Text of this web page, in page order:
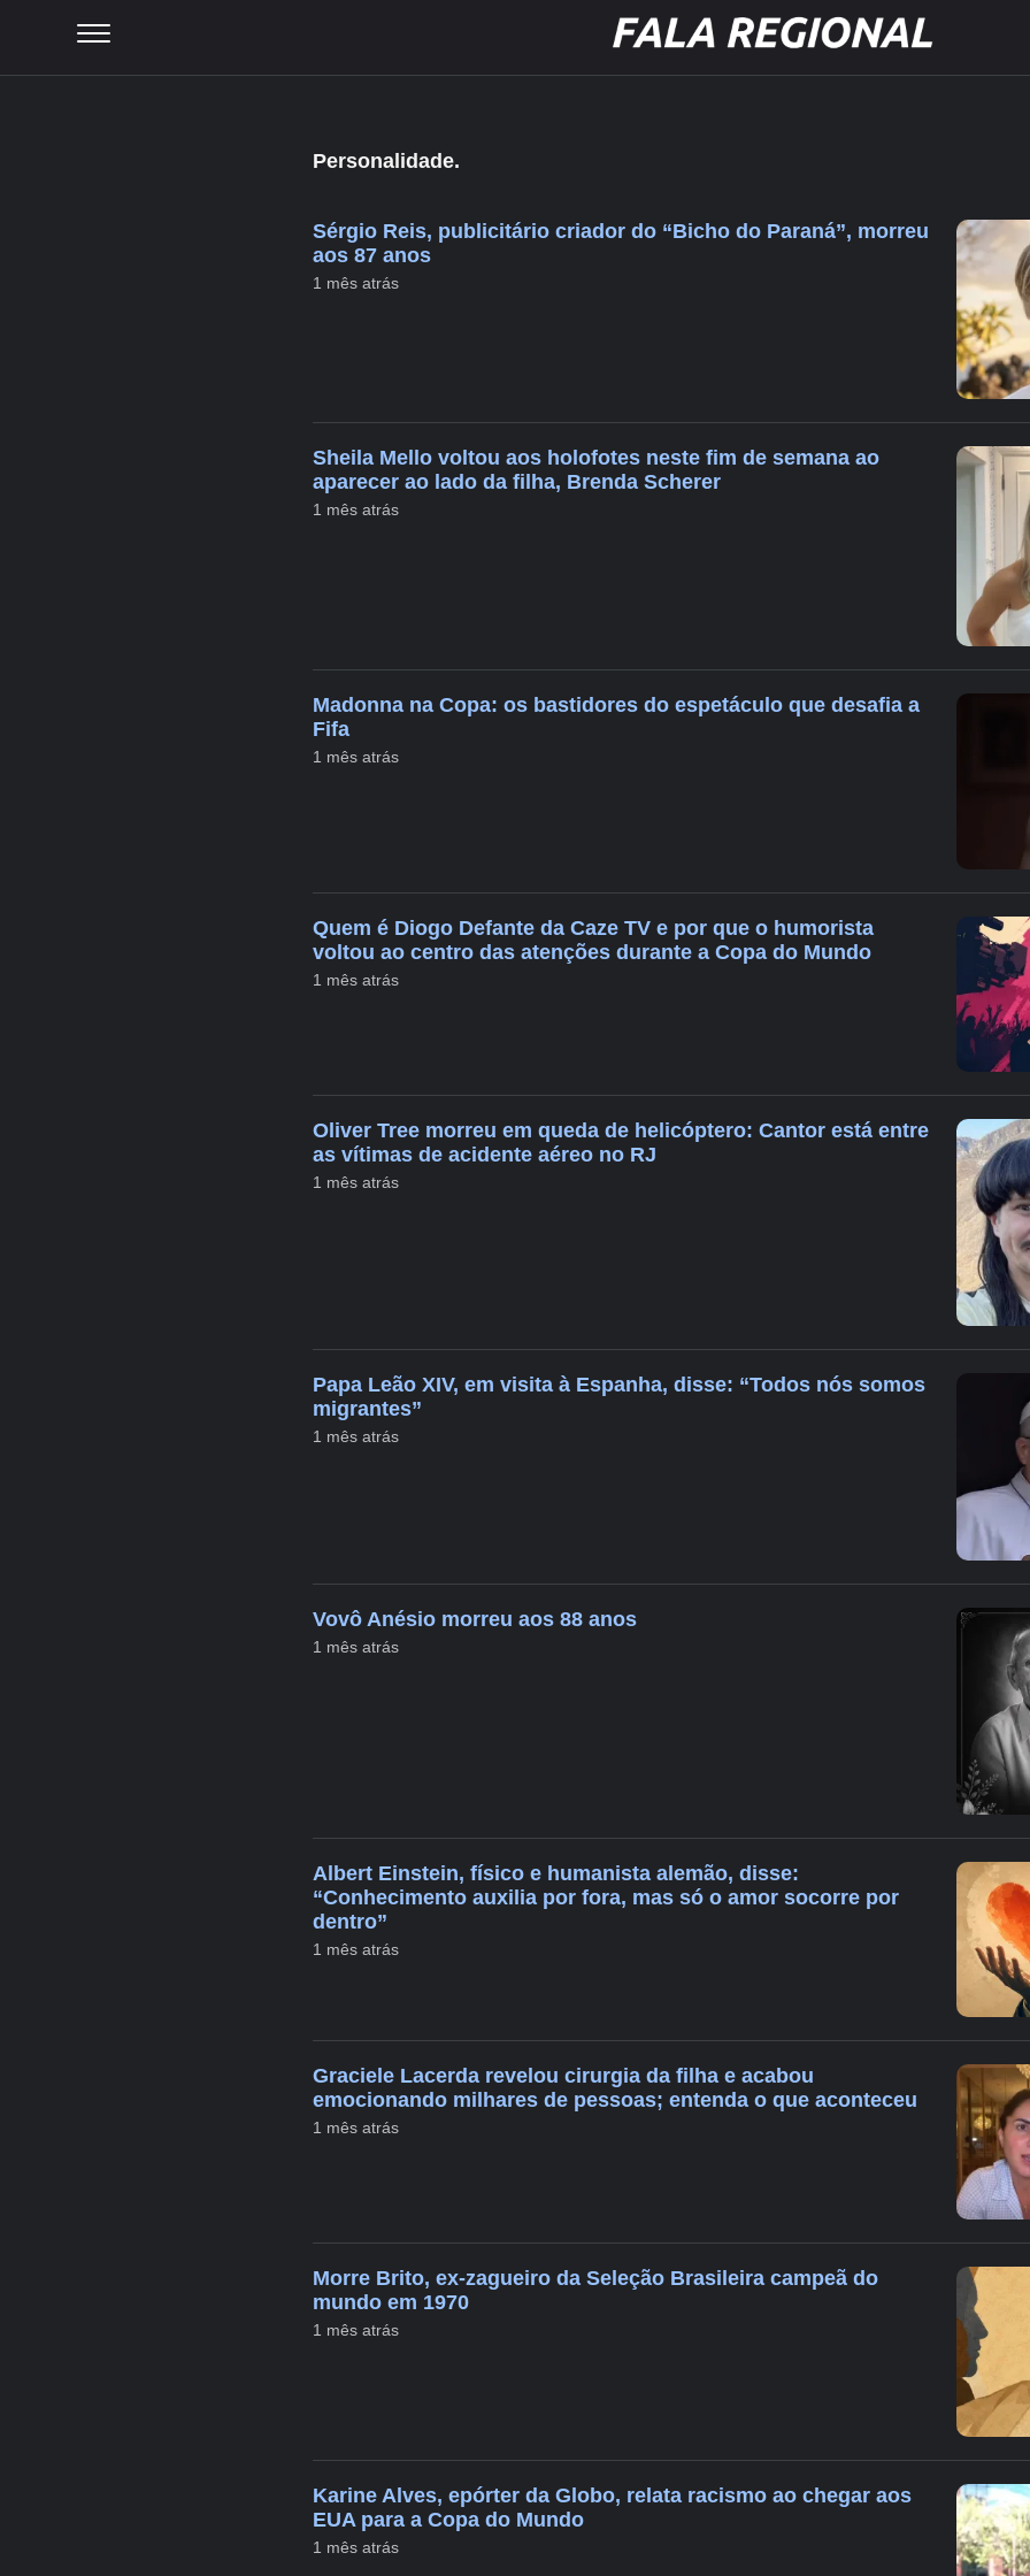
Personalidade.
Sérgio Reis, publicitário criador do “Bicho do Paraná”, morreu
aos 87 anos
1 mês atrás
Sheila Mello voltou aos holofotes neste fim de semana ao
aparecer ao lado da filha, Brenda Scherer
1 mês atrás
Madonna na Copa: os bastidores do espetáculo que desafia a
Fifa
1 mês atrás
Quem é Diogo Defante da Caze TV e por que o humorista
voltou ao centro das atenções durante a Copa do Mundo
1 mês atrás
Oliver Tree morreu em queda de helicóptero: Cantor está entre
as vítimas de acidente aéreo no RJ
1 mês atrás
Papa Leão XIV, em visita à Espanha, disse: “Todos nós somos
migrantes”
1 mês atrás
Vovô Anésio morreu aos 88 anos
1 mês atrás
Albert Einstein, físico e humanista alemão, disse:
“Conhecimento auxilia por fora, mas só o amor socorre por
dentro”
1 mês atrás
Graciele Lacerda revelou cirurgia da filha e acabou
emocionando milhares de pessoas; entenda o que aconteceu
1 mês atrás
Morre Brito, ex-zagueiro da Seleção Brasileira campeã do
mundo em 1970
1 mês atrás
Karine Alves, epórter da Globo, relata racismo ao chegar aos
EUA para a Copa do Mundo
1 mês atrás